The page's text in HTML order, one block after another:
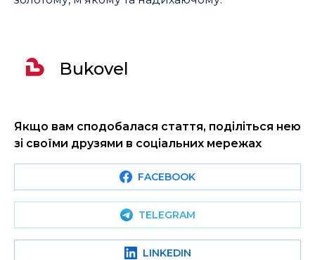
Bukovel
Якщо вам сподобалася стаття, поділіться нею
зі своїми друзями в соціальних мережах
FACEBOOK
TELEGRAM
LINKEDIN